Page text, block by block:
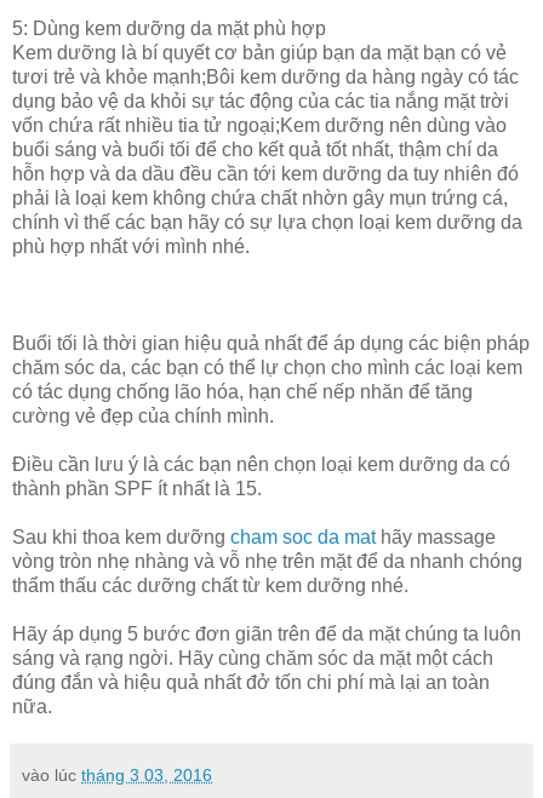
5: Dùng kem dưỡng da mặt phù hợp
Kem dưỡng là bí quyết cơ bản giúp bạn da mặt bạn có vẻ
tươi trẻ và khỏe mạnh;Bôi kem dưỡng da hàng ngày có tác
dụng bảo vệ da khỏi sự tác động của các tia nắng mặt trời
vốn chứa rất nhiều tia tử ngoại;Kem dưỡng nên dùng vào
buổi sáng và buổi tối để cho kết quả tốt nhất, thậm chí da
hỗn hợp và da dầu đều cần tới kem dưỡng da tuy nhiên đó
phải là loại kem không chứa chất nhờn gây mụn trứng cá,
chính vì thế các bạn hãy có sự lựa chọn loại kem dưỡng da
phù hợp nhất với mình nhé.
Buổi tối là thời gian hiệu quả nhất để áp dụng các biện pháp
chăm sóc da, các bạn có thể lự chọn cho mình các loại kem
có tác dụng chống lão hóa, hạn chế nếp nhăn để tăng
cường vẻ đẹp của chính mình.
Điều cần lưu ý là các bạn nên chọn loại kem dưỡng da có
thành phần SPF ít nhất là 15.
Sau khi thoa kem dưỡng cham soc da mathãy massage
vòng tròn nhẹ nhàng và vỗ nhẹ trên mặt để da nhanh chóng
thẩm thấu các dưỡng chất từ kem dưỡng nhé.
Hãy áp dụng 5 bước đơn giãn trên để da mặt chúng ta luôn
sáng và rạng ngời. Hãy cùng chăm sóc da mặt một cách
đúng đắn và hiệu quả nhất đở tốn chi phí mà lại an toàn
nữa.
vào lúc tháng 3 03, 2016